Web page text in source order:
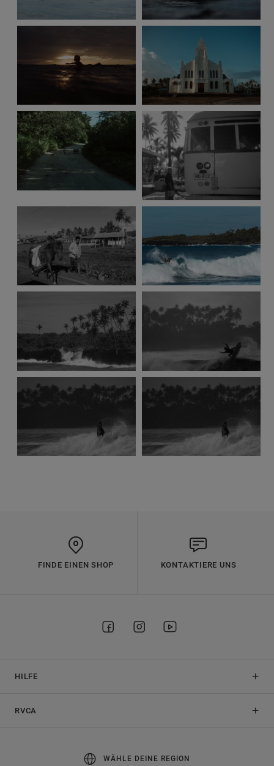
FINDE EINEN SHOP KONTAKTIERE UNS
HILFE
RVCA
WÄHLE DEINE REGION